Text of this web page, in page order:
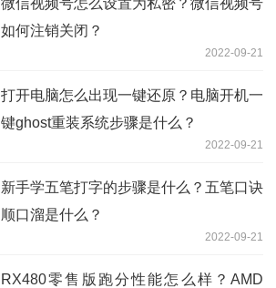
如何注销关闭？
2022-09-21
打开电脑怎么出现一键还原？电脑开机一
键ghost重装系统步骤是什么？
2022-09-21
新手学五笔打字的步骤是什么？五笔口诀
顺口溜是什么？
2022-09-21
RX480零售版跑分性能怎么样？AMD